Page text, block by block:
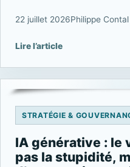
22 juillet 2026Philippe Contal
Lire l’article
STRATÉGIE &
IA générative : le
pas la stupidité,